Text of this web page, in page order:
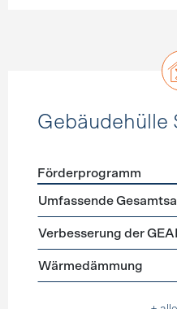
Gebäudehülle
Förderprogramme
Förderprogramm
Umfassende
Verbesserung der
Wärmedämmung